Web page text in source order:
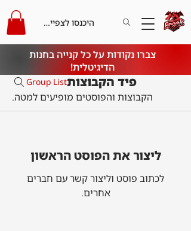
צברו נקודות על כל קנייה בחנות
הדיגיטלית!
היכנסו לצפייה בקרדיט
פיד הקבוצותGroup List
הקבוצות והפוסטים מופיעים למטה.
ליצור את הפוסט הראשון
לכתוב פוסט וליצור קשר עם חברים
אחרים.